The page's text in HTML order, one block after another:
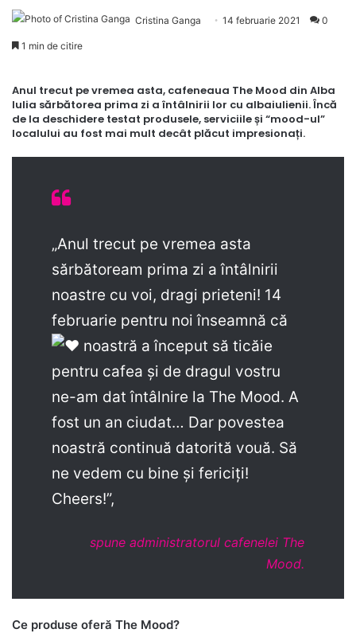
Cristina Ganga 14 februarie 2021 0
1 min de citire
Anul trecut pe vremea asta, cafeneaua The Mood din Alba
Iulia sărbătorea prima zi a întâlnirii lor cu albaiulienii. Încă
de la deschidere testat produsele, serviciileși “mood-ul”
localului au fost mai mult decât plăcut impresionați.
„Anul trecut pe vremea asta
sărbătoream prima zi a întâlnirii
noastre cu voi, dragi prieteni! 14
februarie pentru noi înseamnă că
noastră a început să ticăie
pentru cafea și de dragul vostru
ne-am dat întâlnire la The Mood. A
fost un an ciudat… Dar povestea
noastră continuă datorită vouă. Să
ne vedem cu bine și fericiți!
Cheers!”,
spune administratorul cafenelei The
Mood.
Ce produse oferă The Mood?